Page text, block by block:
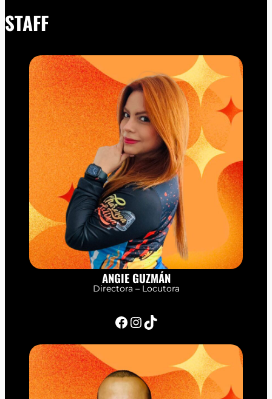
STAFF
ANGIE GUZMÁN
Directora – Locutora
Facebook InstagramTikTok